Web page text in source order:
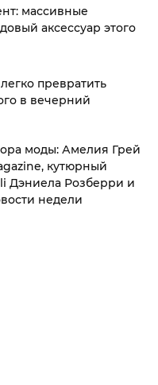
массивные
аксессуар этого
превратить
в вечерний
моды: Амелия Грей
кутюрный
Дэниела Розберри и
недели